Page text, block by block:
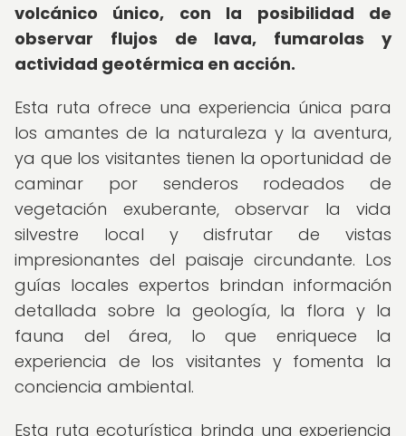
volcánico único, con la posibilidad de
observar flujos de lava, fumarolas y
actividad geotérmica en acción.
Esta ruta ofrece una experiencia única para
los amantes de la naturaleza y la aventura,
ya que los visitantes tienen la oportunidad de
caminar por senderos rodeados de
vegetación exuberante, observar la vida
silvestre local y disfrutar de vistas
impresionantes del paisaje circundante. Los
guías locales expertos brindan información
detallada sobre la geología, la flora y la
fauna del área, lo que enriquece la
experiencia de los visitantes y fomenta la
conciencia ambiental.
Esta ruta ecoturística brinda una experiencia